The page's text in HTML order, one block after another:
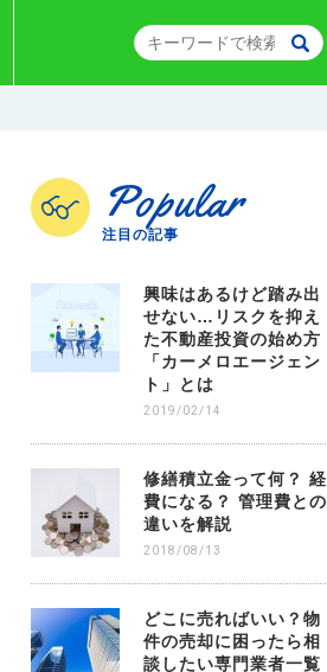
Popular
注目の記事
興味はあるけど踏み出
せない…リスクを抑え
た不動産投資の始め方
「カーメロエージェン
ト」とは
2019/02/14
修繕積立金って何？ 経
費になる？ 管理費との
違いを解説
2018/08/13
どこに売ればいい？物
件の売却に困ったら相
談したい専門業者一覧